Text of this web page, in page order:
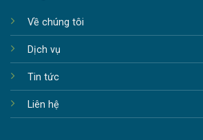
Về chúng tôi
Dịch vụ
Tin tức
Liên hệ